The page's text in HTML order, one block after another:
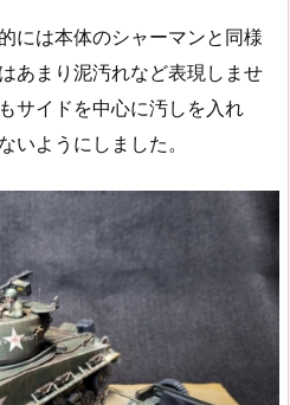
には本体のシャーマンと同様
あまり泥汚れなど表現しませ
サイドを中心に汚しを入れ
いようにしました。